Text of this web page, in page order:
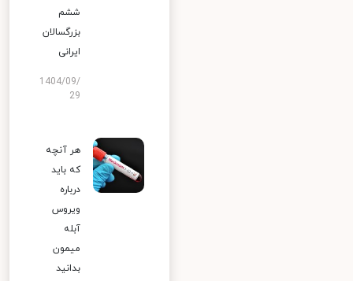
ششم
بزرگسالان
ایرانی
1404/09/
29
هر آنچه
که باید
درباره
ویروس
آبله
میمون
بدانید